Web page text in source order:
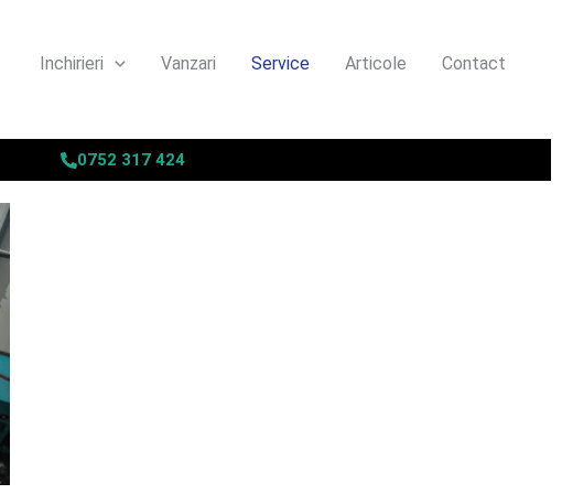
Inchirieri Vanzari Service Articole Contact
0752 317 424